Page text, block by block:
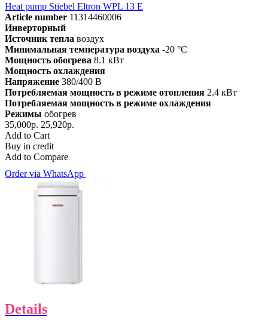
Heat pump Stiebel Eltron WPL 13 E
Article number 11314460006
Инверторный
Источник тепла воздух
Минимальная температура воздуха -20 °C
Мощность обогрева 8.1 кВт
Мощность охлаждения
Напряжение 380/400 В
Потребляемая мощность в режиме отопления 2.4 кВт
Потребляемая мощность в режиме охлаждения
Режимы обогрев
35,000р. 25,920р.
Add to Cart
Buy in credit
Add to Compare
Order via WhatsApp
Details